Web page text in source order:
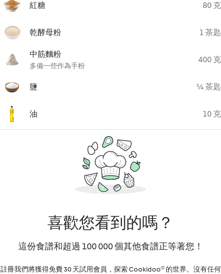
紅糖 80 克
乾酵母粉 1 茶匙
中筋麵粉
多備一些作為手粉
400 克
鹽 ¼ 茶匙
油 10 克
喜歡您看到的嗎？
這份食譜和超過 100 000 個其他食譜正等著您！
註冊我們將獲得免費 30 天試用會員，探索 Cookidoo® 的世界。沒有任何